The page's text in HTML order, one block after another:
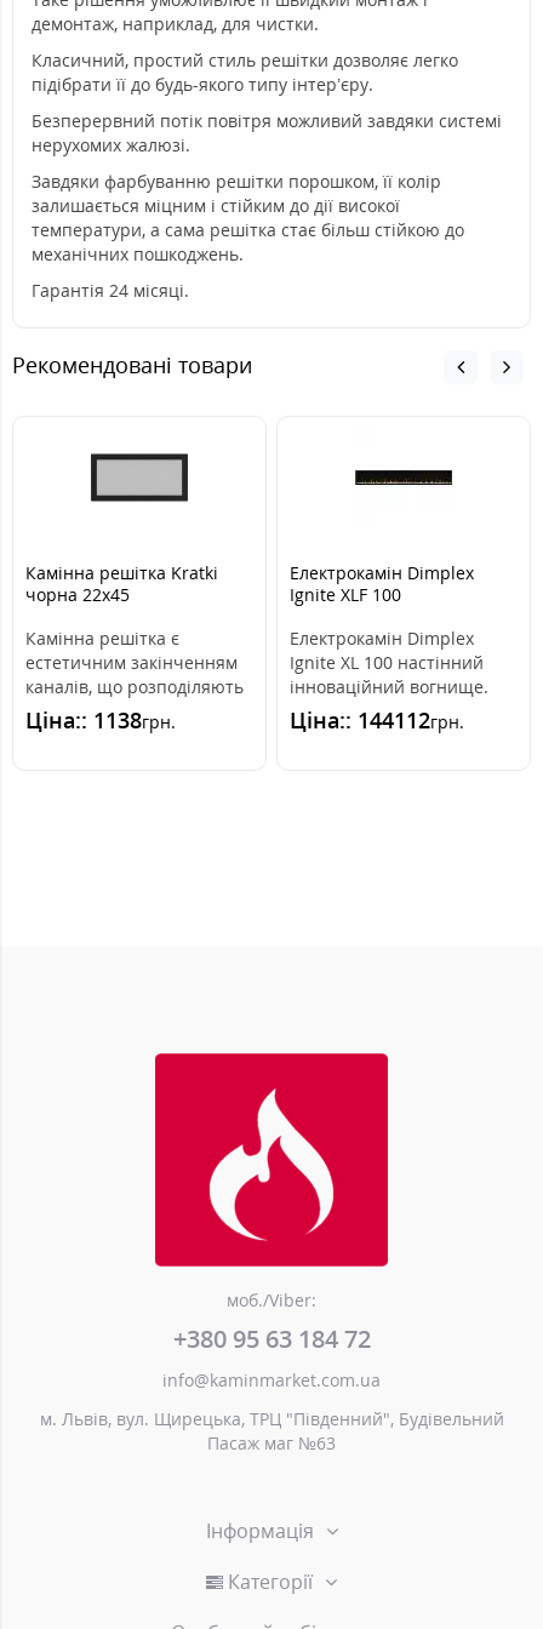
демонтаж, наприклад, для чистки.
Класичний, простий стиль решітки дозволяє легко
підібрати її до будь-якого типу інтер’єру.
Безперервний потік повітря можливий завдяки системі
нерухомих жалюзі.
Завдяки фарбуванню решітки порошком, її колір
залишається міцним і стійким до дії високої
температури, а сама решітка стає більш стійкою до
механічних пошкоджень.
Гарантія 24 місяці.
Рекомендовані товари
Камінна решітка Kratki
чорна 22x45
Камінна решітка є
естетичним закінченням
каналів, що розподіляють
гаряче повітря з каміна.
Вона вмо..
Ціна:: 1138грн.
Електрокамін Dimplex
Ignite XLF 100
Електрокамін Dimplex
Ignite XL 100 настінний
інноваційний вогнище.
Модель Dimplex Ignite XL
100 ма..
Ціна:: 144112грн.
моб./Viber:
+380 95 63 184 72
info@kaminmarket.com.ua
м. Львів, вул. Щирецька, ТРЦ "Південний", Будівельний
Пасаж маг №63
Інформація
Категорії